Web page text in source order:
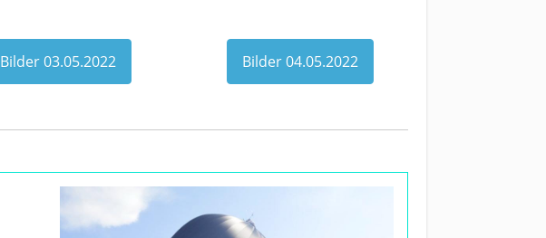
Bilder 03.05.2022 Bilder 04.05.2022